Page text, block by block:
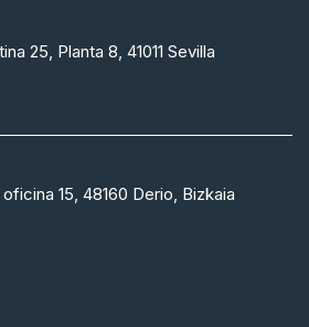
25, Planta 8, 41011 Sevilla
15, 48160 Derio, Bizkaia